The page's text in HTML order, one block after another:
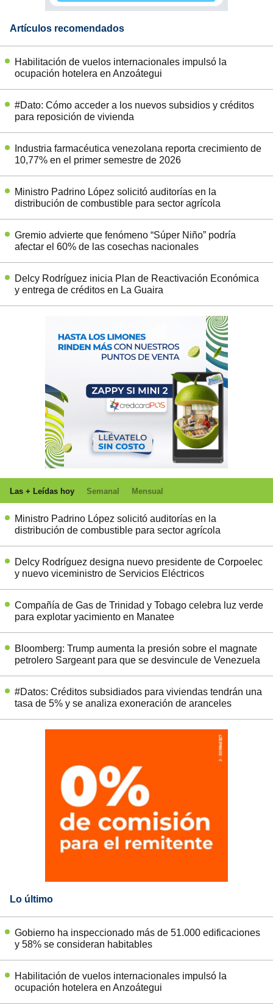
Artículos recomendados
Habilitación de vuelos internacionales impulsó la
ocupación hotelera en Anzoátegui
#Dato: Cómo acceder a los nuevos subsidios y créditos
para reposición de vivienda
Industria farmacéutica venezolana reporta crecimiento de
10,77% en el primer semestre de 2026
Ministro Padrino López solicitó auditorías en la
distribución de combustible para sector agrícola
Gremio advierte que fenómeno “Súper Niño” podría
afectar el 60% de las cosechas nacionales
Delcy Rodríguez inicia Plan de Reactivación Económica
y entrega de créditos en La Guaira
Las + Leídas hoy Semanal Mensual
Ministro Padrino López solicitó auditorías en la
distribución de combustible para sector agrícola
Delcy Rodríguez designa nuevo presidente de Corpoelec
y nuevo viceministro de Servicios Eléctricos
Compañía de Gas de Trinidad y Tobago celebra luz verde
para explotar yacimiento en Manatee
Bloomberg: Trump aumenta la presión sobre el magnate
petrolero Sargeant para que se desvincule de Venezuela
#Datos: Créditos subsidiados para viviendas tendrán una
tasa de 5% y se analiza exoneración de aranceles
Lo último
Gobierno ha inspeccionado más de 51.000 edificaciones
y 58% se consideran habitables
Habilitación de vuelos internacionales impulsó la
ocupación hotelera en Anzoátegui